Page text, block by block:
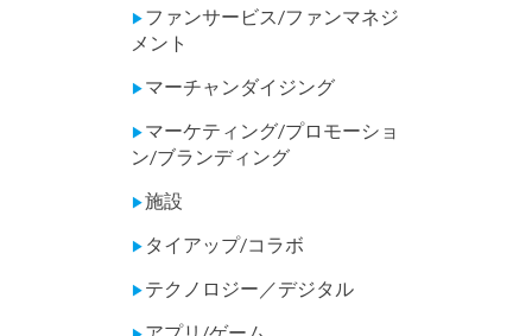
▶ ファンサービス/ファンマネジ
メント
▶ マーチャンダイジング
▶ マーケティング/プロモーショ
ン/ブランディング
▶施設
▶ タイアップ/コラボ
▶ テクノロジー／デジタル